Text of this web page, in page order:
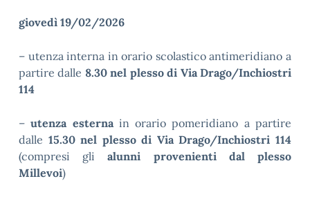
giovedì 19/02/2026
– utenza interna in orario scolastico antimeridiano a
partire dalle 8.30 nel plesso di Via Drago/Inchiostri
114
–utenza esternain orario pomeridiano a partire
dalle 15.30 nel plesso di Via Drago/Inchiostri 114
(compresi glialunni provenienti dal plesso
Millevoi)